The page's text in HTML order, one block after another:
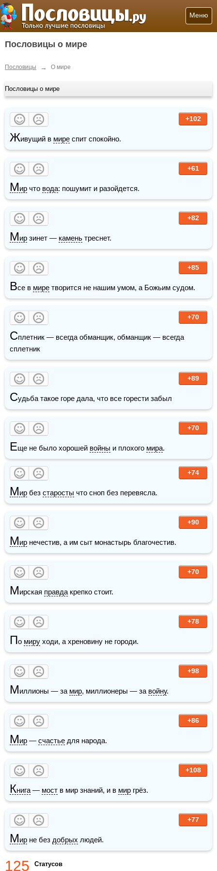
Меню
Пословицы о мире
Пословицы → О мире
Пословицы о мире
+102
Живущий в мире спит спокойно.
+61
Мир что вода: пошумит и разойдется.
+82
Мир зинет — камень треснет.
+85
Все в мире творится не нашим умом, а Божьим судом.
+70
Сплетник — всегда обманщик, обманщик — всегда
сплетник
+89
Судьба такое горе дала, что все горести забыл
+70
Еще не было хорошей войны и плохого мира.
+74
Мир без старосты что сноп без перевясла.
+90
Мир нечестив, а им сыт монастырь благочестив.
+70
Мирская правда крепко стоит.
+78
По миру ходи, а хреновину не городи.
+98
Миллионы — за мир, миллионеры — за войну.
+86
Мир — счастье для народа.
+108
Книга — мост в мир знаний, и в мир грёз.
+77
Мир не без добрых людей.
125 Статусов